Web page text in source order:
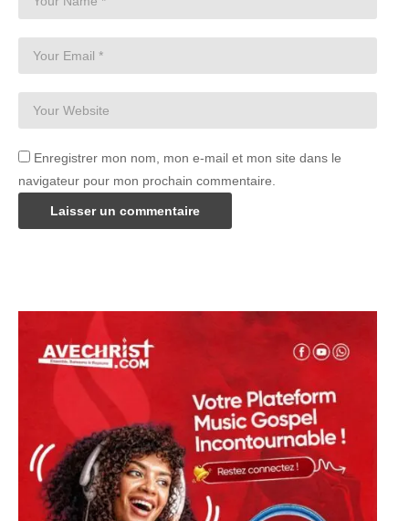
Enregistrer mon nom, mon e-mail et mon site dans le
navigateur pour mon prochain commentaire.